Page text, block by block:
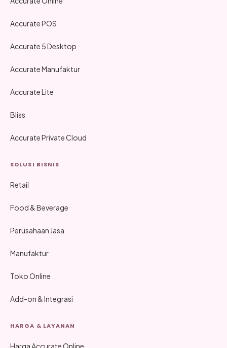
Accurate POS
Accurate 5 Desktop
Accurate Manufaktur
Accurate Lite
Bliss
Accurate Private Cloud
SOLUSI BISNIS
Retail
Food & Beverage
Perusahaan Jasa
Manufaktur
Toko Online
Add-on & Integrasi
HARGA & LAYANAN
Harga Accurate Online